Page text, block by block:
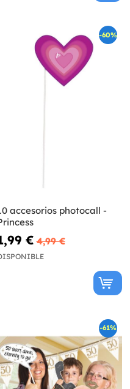
-60%
accesorios photocall -
€ 4,99 €
-61%